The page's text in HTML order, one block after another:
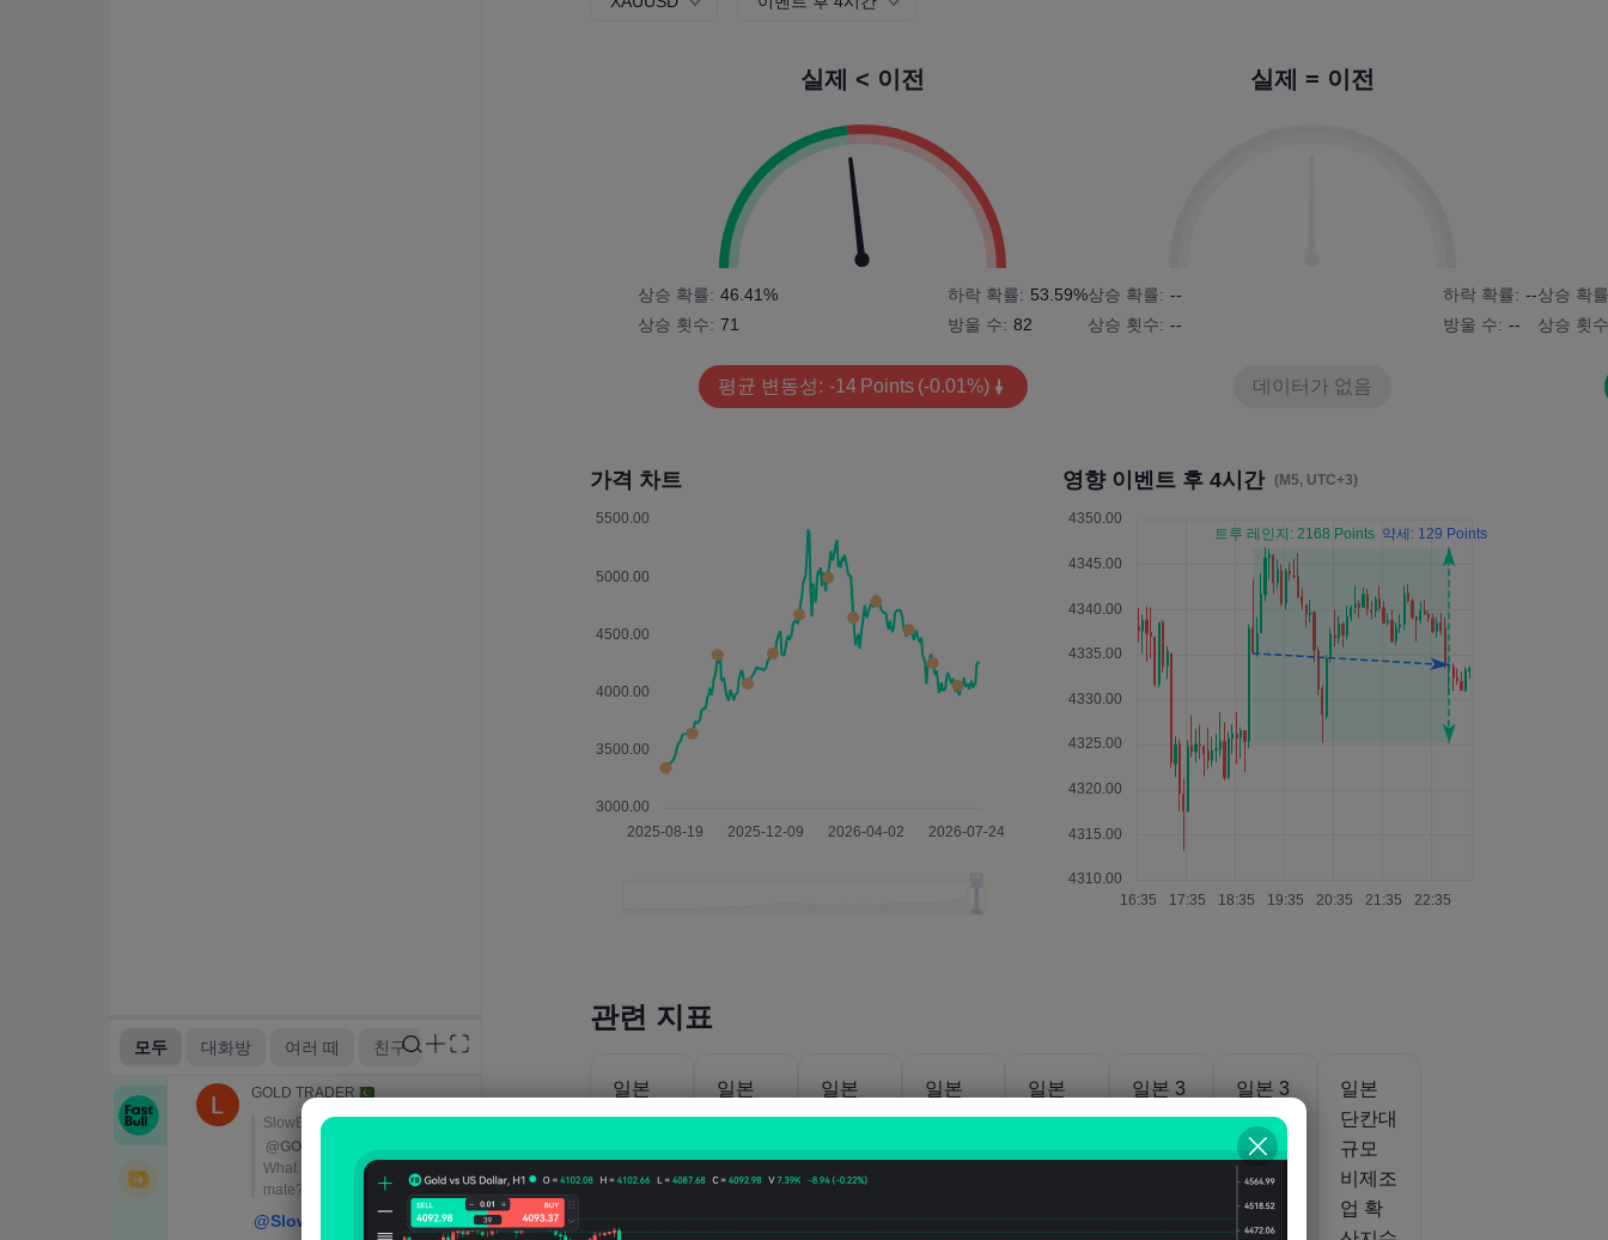
실제 < 이전
상승 확률: 46.41%
상승 횟수: 71
하락 확률: 53.59%
방울 수: 82
평균 변동성: -14 Points (-0.01%)
실제 = 이전
상승 확률: --
상승 횟수: --
하락 확률: --
방울 수: --
데이터가 없음
상승 확
상승 횟
가격 차트 영향 이벤트 후 4시간 (M5, UTC+3)
관련 지표
일본
BSI 대
비제조
일본
BSI 대
제조
일본
IHS
서비스
일본
IHS
일본
IHS 마
일본 3
차 산
일본 3
차 산
업 활
동 지
수
일본
단칸대
규모
비제조
업 확